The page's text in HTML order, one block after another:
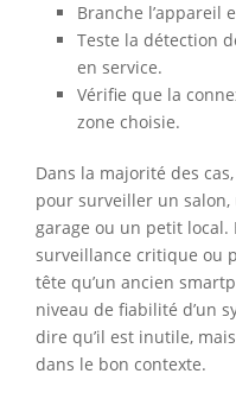
Branche l’appareil
Teste la détection
en service.
Vérifie que la
zone choisie.
Dans la majorité des
pour surveiller un salon,
garage ou un petit local.
surveillance critique ou
tête qu’un ancien
niveau de fiabilité d’un
dire qu’il est inutile,
dans le bon contexte.